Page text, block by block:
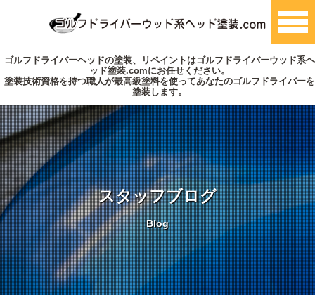
ゴルフドライバーヘッドの塗装、リペイントはゴルフドライバーウッド系ヘ
ッド塗装.comにお任せください。
塗装技術資格を持つ職人が最高級塗料を使ってあなたのゴルフドライバーを
塗装します。
スタッフブログ
Blog